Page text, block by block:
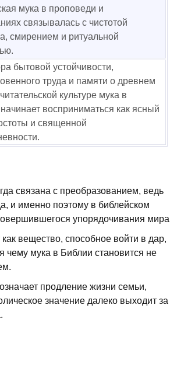
мука в проповеди и
связывалась с чистотой
смирением и ритуальной
бытовой устойчивости,
труда и памяти о древнем
культуре мука в
восприниматься как ясный
и священной
связана с преобразованием, ведь
и именно поэтому в библейском
упорядочивания
вещество, способное войти в дар,
мука в Библии становится не
продление жизни семьи,
значение далеко выходит за